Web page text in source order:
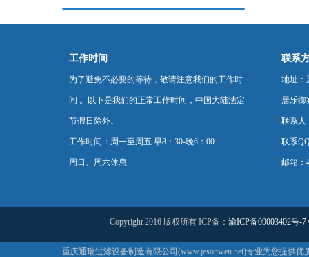
工作时间
为了避免不必要的等待，敬请注意我们的工作时
间 。以下是我们的正常工作时间，中国大陆法定
节假日除外。
工作时间：周一至周五 早8：30-晚6：00
周日、周六休息
联系
地址：
居乐御
联系人
联系
邮箱：
Copyright 2016 版权所有 ICP备： 渝ICP备09003402号-7
重庆通瑞过滤设备制造有限公司(www.jesonwen.net)专业为您提供优